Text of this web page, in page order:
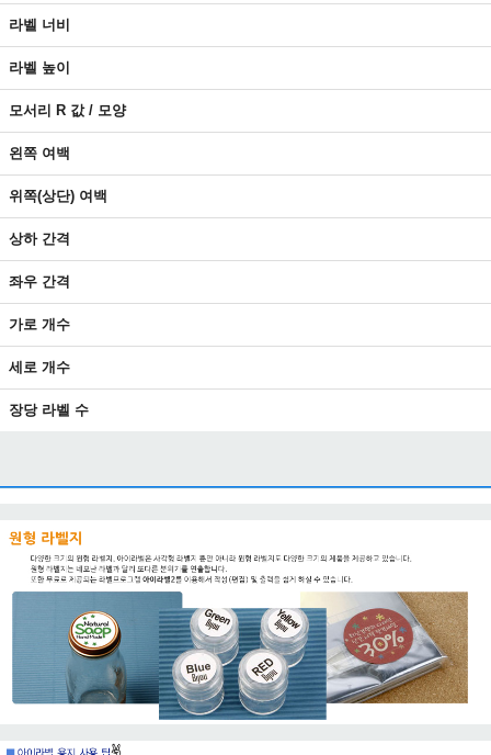
라벨 너비
라벨 높이
모서리 R 값 / 모양
왼쪽 여백
위쪽(상단) 여백
상하 간격
좌우 간격
가로 개수
세로 개수
장당 라벨 수